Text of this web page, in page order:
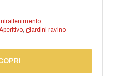
Intrattenimento
, giardini ravino